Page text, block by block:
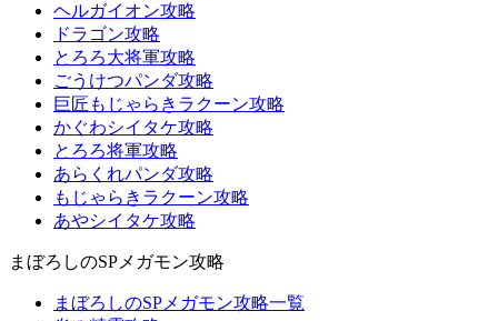
ヘルガイオン攻略
ドラゴン攻略
とろろ大将軍攻略
ごうけつパンダ攻略
巨匠もじゃらきラクーン攻略
かぐわシイタケ攻略
とろろ将軍攻略
あらくれパンダ攻略
もじゃらきラクーン攻略
あやシイタケ攻略
まぼろしのSPメガモン攻略
まぼろしのSPメガモン攻略一覧